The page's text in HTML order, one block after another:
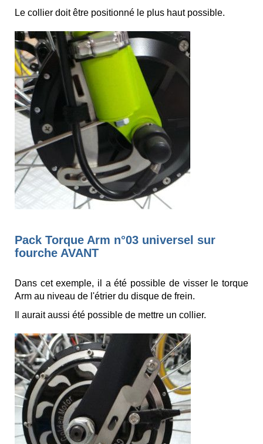
Le collier doit être positionné le plus haut possible.
Pack Torque Arm n°03 universel sur
fourche AVANT
Dans cet exemple, il a été possible de visser le torque
Arm au niveau de l'étrier du disque de frein.
Il aurait aussi été possible de mettre un collier.